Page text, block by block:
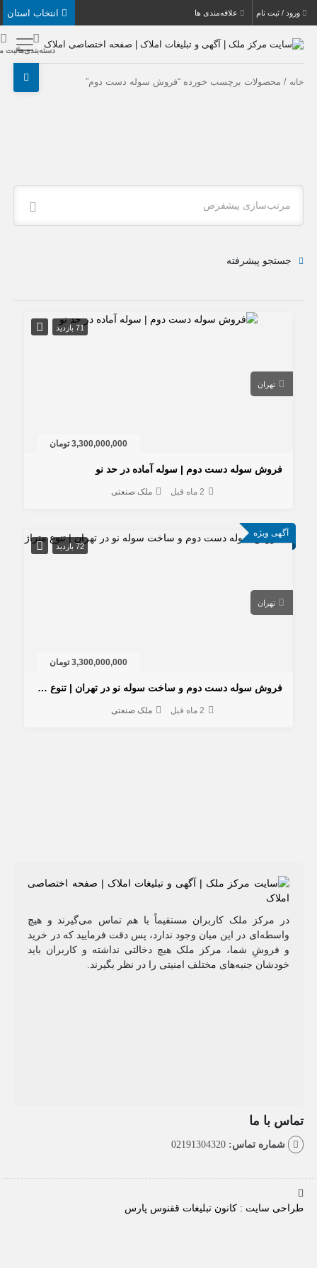
نام علاقه‌مندی ها
دسته‌بندی‌هاثبت ملک
برچسب خورده “فروش سوله دست دوم”
پیشفرض
پیشرفته
3,300,000,000 تومان
سوله دست دوم | سوله آماده در حد نو
ملک صنعتی
3,300,000,000 تومان
فروش سوله دست دوم و ساخت سوله نو در تهران | تنوع متراژ
ملک صنعتی
مرکز ملک کاربران مستقیماً با هم تماس می‌گیرند و هیچ
در این میان وجود ندارد، پس دقت فرمایید که در خرید
شما، مرکز ملک هیچ دخالتی نداشته و کاربران باید
جنبه‌های مختلف امنیتی را در نظر بگیرند.
ما
تماس: 02191304320
سایت : کانون تبلیغات ققنوس پارس